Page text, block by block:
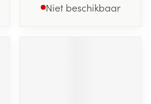
Niet beschikbaar